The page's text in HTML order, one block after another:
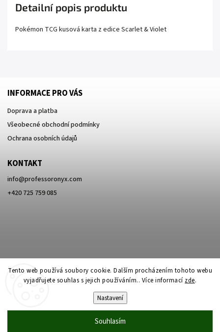
Tento web používá soubory cookie. Dalším procházením tohoto webu
vyjadřujete souhlas s jejich používáním.. Více informací zde.
Nastavení
Souhlasím
Detailní popis produktu
Pokémon TCG kusová karta z edice Scarlet& Violet
INFORMACE PRO VÁS
Doprava a platba
Všeobecné obchodní podmínky
Ochrana osobních údajů
KONTAKT
info@professoronyx.com
+420 725 759 085
Professor Onyx. Všechna práva vyhrazena.